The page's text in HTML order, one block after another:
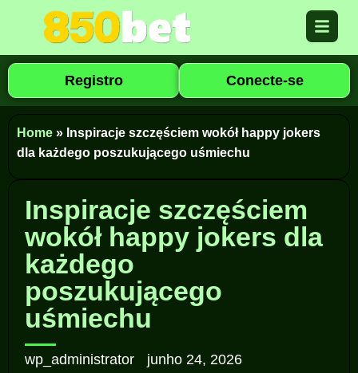
Registro Conecte-se
Home » Inspiracje szczęściem wokół happy jokers
dla każdego poszukującego uśmiechu
Inspiracje szczęściem
wokół happy jokers dla
każdego
poszukującego
uśmiechu
wp_administrator junho 24, 2026